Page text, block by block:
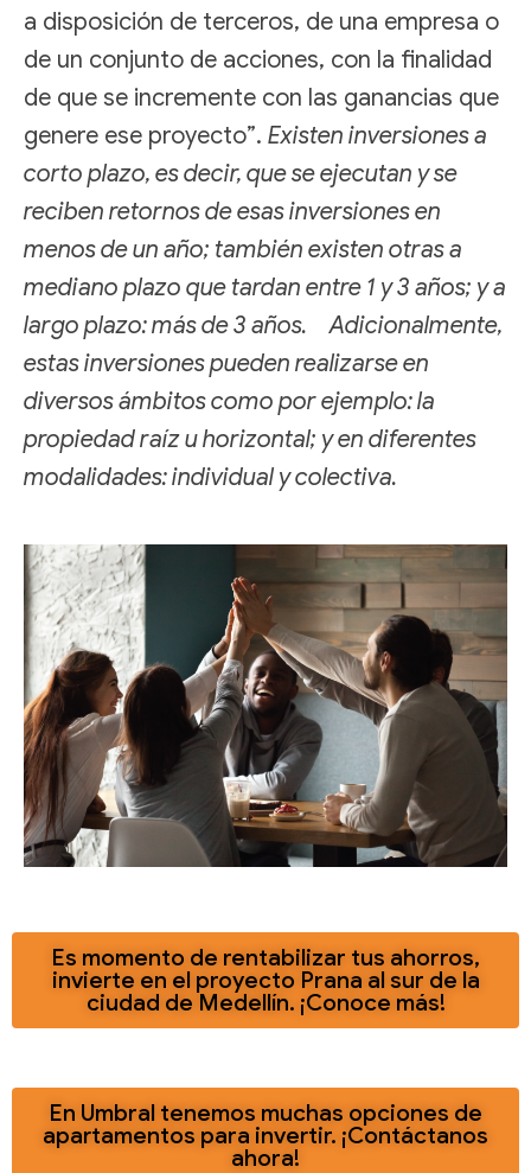
a disposición de terceros, de una empresa o
de un conjunto de acciones, con la finalidad
de que se incremente con las ganancias que
genere ese proyecto”. Existen inversiones a
corto plazo, es decir, que se ejecutan y se
reciben retornos de esas inversiones en
menos de un año; también existen otras a
mediano plazo que tardan entre 1 y 3 años; y a
largo plazo: más de 3 años. Adicionalmente,
estas inversiones pueden realizarse en
diversos ámbitos como por ejemplo: la
propiedad raíz u horizontal; y en diferentes
modalidades: individual y colectiva.
Es momento de rentabilizar tus ahorros,
invierte en el proyecto Prana al sur de la
ciudad de Medellín. ¡Conoce más!
En Umbral tenemos muchas opciones de
apartamentos para invertir. ¡Contáctanos
ahora!